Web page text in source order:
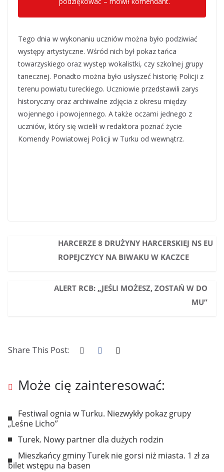
Tego dnia w wykonaniu uczniów można było podziwiać
występy artystyczne. Wśród nich był pokaz tańca
towarzyskiego oraz występ wokalistki, czy szkolnej grupy
tanecznej. Ponadto można było usłyszeć historię Policji z
terenu powiatu tureckiego. Uczniowie przedstawili zarys
historyczny oraz archiwalne zdjęcia z okresu między
wojennego i powojennego. A także oczami jednego z
uczniów, który się wcielił w redaktora poznać życie
Komendy Powiatowej Policji w Turku od wewnątrz.
HARCERZE 8 DRUŻYNY HARCERSKIEJ NS EU
ROPEJCZYCY NA BIWAKU W KACZCE
ALERT RCB: „JEŚLI MOŻESZ, ZOSTAŃ W DO
MU”
Share This Post:
Może cię zainteresować:
Festiwal ognia w Turku. Niezwykły pokaz grupy
„Leśne Licho”
Turek. Nowy partner dla dużych rodzin
Mieszkańcy gminy Turek nie gorsi niż miasta. 1 zł za
bilet wstępu na basen